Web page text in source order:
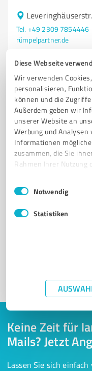
Diese Webseite
Wir verwenden
personalisieren,
können und die
Außerdem geben wir
unserer Website an
Werbung und
Informationen
zusammen, die Sie
Rahmen Ihrer Nutzung
Impressum
Einwilligungsauswahl
Notwendig
Statistiken
Tel. +49 2309 7854446
rümpelpartner.de
Nicht bewertet
Sie möchten
Keine Zeit für
Mails? Jetzt
Lassen Sie sich